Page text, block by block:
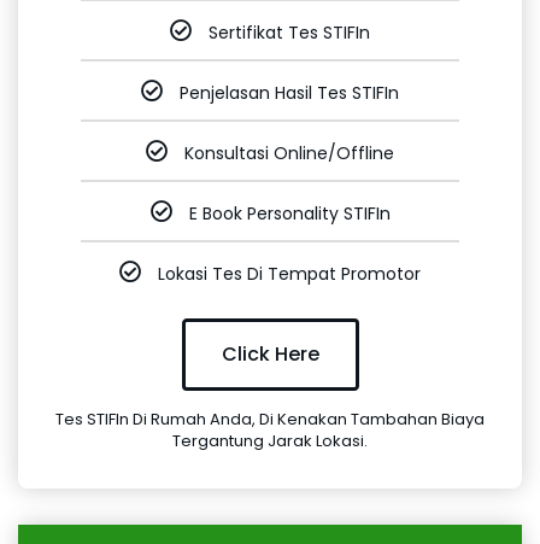
Sertifikat Tes STIFIn
Penjelasan Hasil Tes STIFIn
Konsultasi Online/Offline
E Book Personality STIFIn
Lokasi Tes Di Tempat Promotor
Click Here
Tes STIFIn Di Rumah Anda, Di Kenakan Tambahan Biaya
Tergantung Jarak Lokasi.